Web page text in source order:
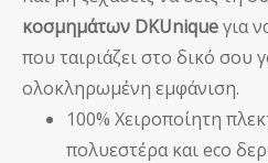
κοσμημάτων DKUniqueγια
που ταιριάζει στο δικό σου
ολοκληρωμένη εμφάνιση.
100% Χειροποίητη
πολυεστέρα και eco